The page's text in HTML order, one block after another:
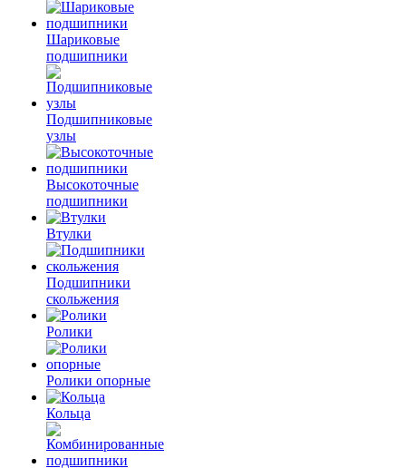
Шариковые
подшипники
Подшипниковые
узлы
Высокоточные
подшипники
Втулки
Подшипники
скольжения
Ролики
Ролики опорные
Кольца